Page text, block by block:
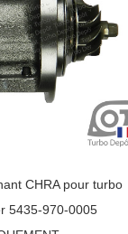
CHRA pour turbo
5435-970-0005